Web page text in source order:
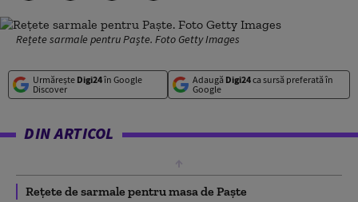
Rețete sarmale pentru Paște. Foto Getty Images
Urmărește Digi24în Google
Discover
Adaugă Digi24ca sursă preferată în
Google
DIN ARTICOL
Rețete de sarmale pentru masa de Paște